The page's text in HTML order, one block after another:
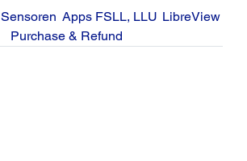
Sensoren Apps FSLL, LLU LibreView
Purchase & Refund